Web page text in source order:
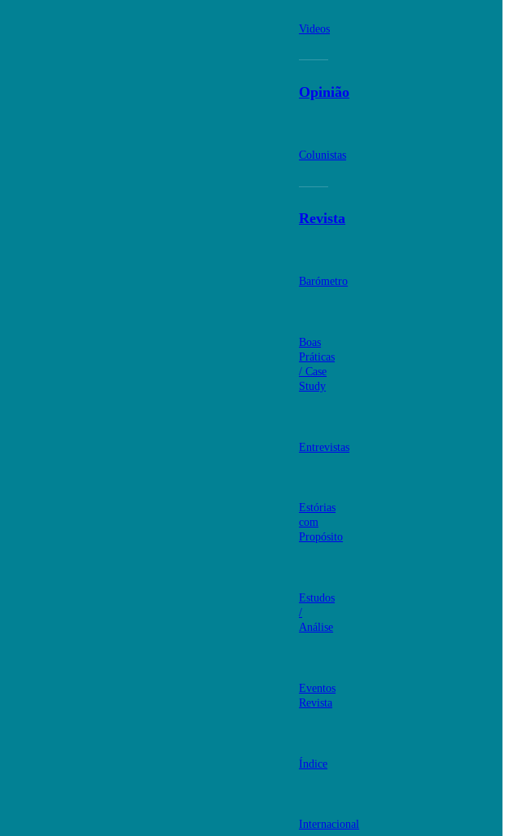
Videos
Opinião
Colunistas
Revista
Barómetro
Boas
Práticas
/ Case
Study
Entrevistas
Estórias
com
Propósito
Estudos
/
Análise
Eventos
Revista
Índice
Internacional